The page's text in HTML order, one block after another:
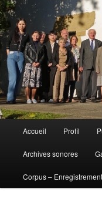
principal
Aller
au
contenu
Accueil Profil
Archives sonores
Corpus –